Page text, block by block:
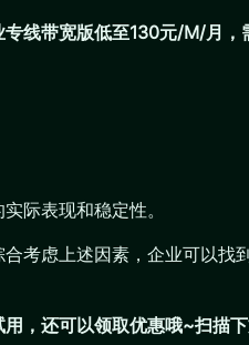
线带宽版低至130元/M/月，
际表现和稳定性。
考虑上述因素，企业可以
，还可以领取优惠哦~扫描